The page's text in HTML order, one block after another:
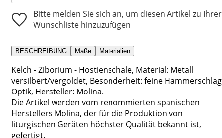
Bitte melden Sie sich an, um diesen Artikel zu Ihrer
Wunschliste hinzuzufügen
BESCHREIBUNG Maße Materialien
Kelch - Ziborium - Hostienschale, Material: Metall
versilbert/vergoldet, Besonderheit: feine
Optik, Hersteller: Molina.
Die Artikel werden vom renommierten spanischen
Herstellers Molina, der für die Produktion von
liturgischen Geräten höchster Qualität bekannt ist,
gefertigt.